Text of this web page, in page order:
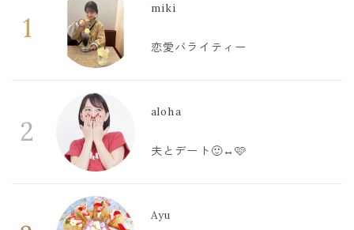
1
miki
恋愛バライティー
2
aloha
夫とデート🙂‍↔️🩷
Ayu